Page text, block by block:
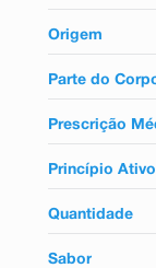
Unissex
Origem
Nacional
Parte do
Para a
Prescrição
Não
Princípio Ativo
Quantidade
16 Unidades
Sabor